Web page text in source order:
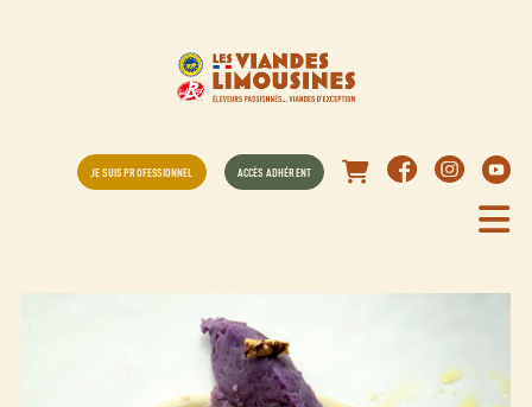
JE SUIS PROFESSIONNEL ACCÈS ADHÉRENT